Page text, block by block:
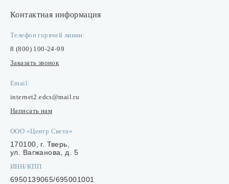
Каталог
Акции
О нас
Бренды
База знаний
Контактная информация
Телефон горячей линии:
8 (800) 100-24-99
Заказать звонок
Email:
internet2.edcs@mail.ru
Написать нам
ООО «Центр Света»
170100, г. Тверь,
ул. Вагжанова, д. 5
ИНН/КПП
6950139065/695001001